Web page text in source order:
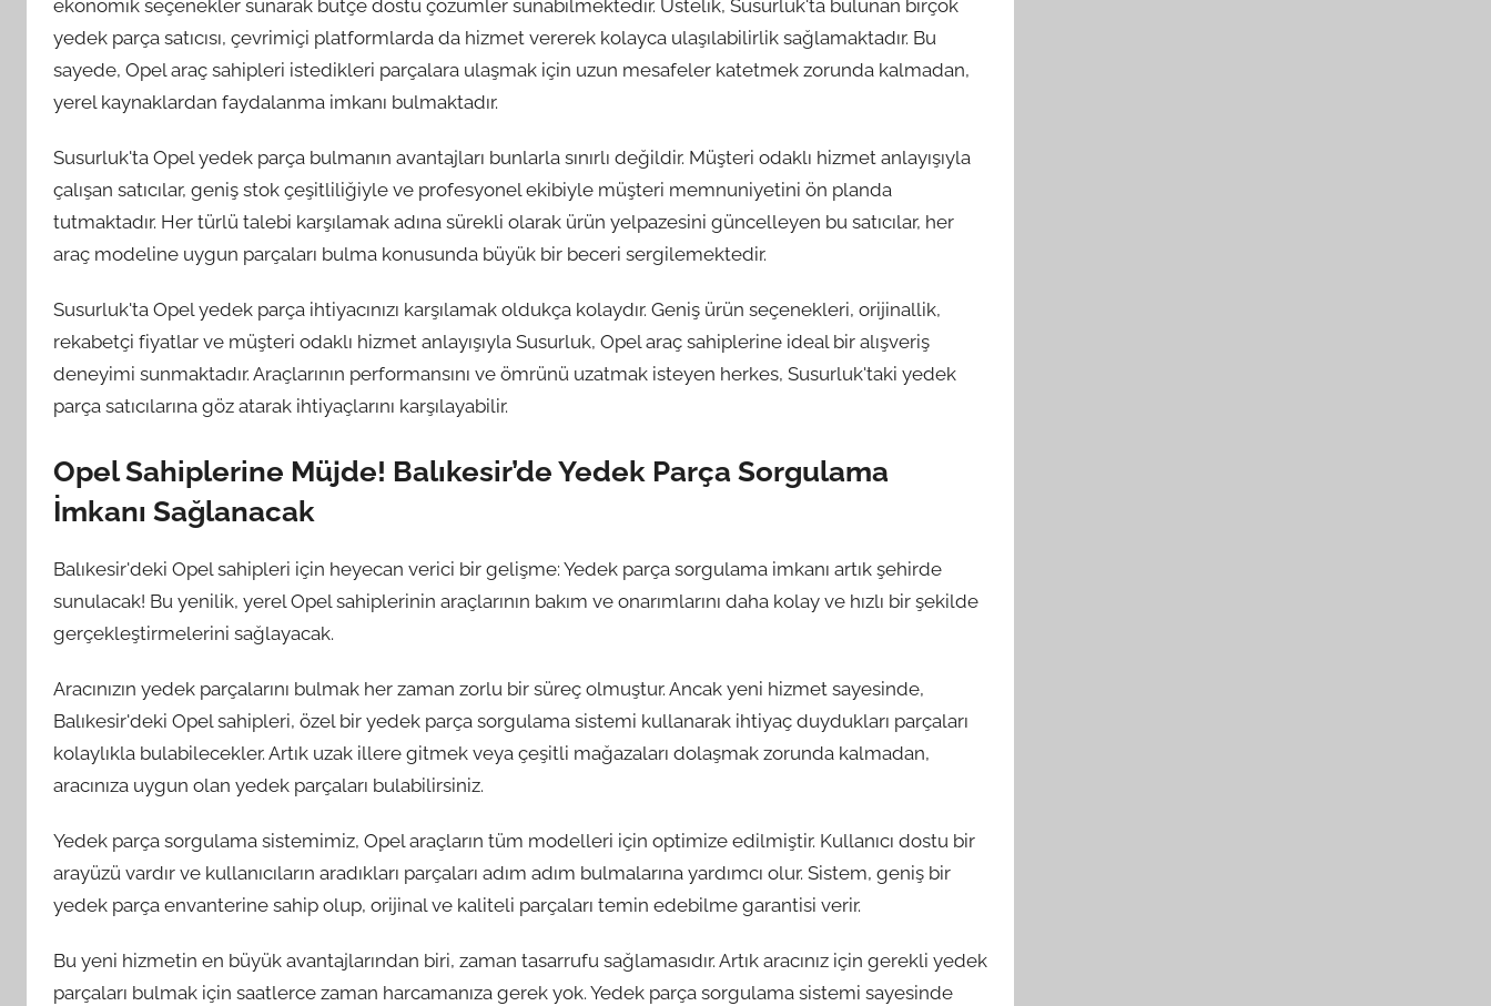
ekonomik seçenekler sunarak bütçe dostu çözümler sunabilmektedir. Üstelik, Susurluk'ta bulunan birçok
yedek parça satıcısı, çevrimiçi platformlarda da hizmet vererek kolayca ulaşılabilirlik sağlamaktadır. Bu
sayede, Opel araç sahipleri istedikleri parçalara ulaşmak için uzun mesafeler katetmek zorunda kalmadan,
yerel kaynaklardan faydalanma imkanı bulmaktadır.
Susurluk'ta Opel yedek parça bulmanın avantajları bunlarla sınırlı değildir. Müşteri odaklı hizmet anlayışıyla
çalışan satıcılar, geniş stok çeşitliliğiyle ve profesyonel ekibiyle müşteri memnuniyetini ön planda
tutmaktadır. Her türlü talebi karşılamak adına sürekli olarak ürün yelpazesini güncelleyen bu satıcılar, her
araç modeline uygun parçaları bulma konusunda büyük bir beceri sergilemektedir.
Susurluk'ta Opel yedek parça ihtiyacınızı karşılamak oldukça kolaydır. Geniş ürün seçenekleri, orijinallik,
rekabetçi fiyatlar ve müşteri odaklı hizmet anlayışıyla Susurluk, Opel araç sahiplerine ideal bir alışveriş
deneyimi sunmaktadır. Araçlarının performansını ve ömrünü uzatmak isteyen herkes, Susurluk'taki yedek
parça satıcılarına göz atarak ihtiyaçlarını karşılayabilir.
Opel Sahiplerine Müjde! Balıkesir’de Yedek Parça Sorgulama
İmkanı Sağlanacak
Balıkesir'deki Opel sahipleri için heyecan verici bir gelişme: Yedek parça sorgulama imkanı artık şehirde
sunulacak! Bu yenilik, yerel Opel sahiplerinin araçlarının bakım ve onarımlarını daha kolay ve hızlı bir şekilde
gerçekleştirmelerini sağlayacak.
Aracınızın yedek parçalarını bulmak her zaman zorlu bir süreç olmuştur. Ancak yeni hizmet sayesinde,
Balıkesir'deki Opel sahipleri, özel bir yedek parça sorgulama sistemi kullanarak ihtiyaç duydukları parçaları
kolaylıkla bulabilecekler. Artık uzak illere gitmek veya çeşitli mağazaları dolaşmak zorunda kalmadan,
aracınıza uygun olan yedek parçaları bulabilirsiniz.
Yedek parça sorgulama sistemimiz, Opel araçların tüm modelleri için optimize edilmiştir. Kullanıcı dostu bir
arayüzü vardır ve kullanıcıların aradıkları parçaları adım adım bulmalarına yardımcı olur. Sistem, geniş bir
yedek parça envanterine sahip olup, orijinal ve kaliteli parçaları temin edebilme garantisi verir.
Bu yeni hizmetin en büyük avantajlarından biri, zaman tasarrufu sağlamasıdır. Artık aracınız için gerekli yedek
parçaları bulmak için saatlerce zaman harcamanıza gerek yok. Yedek parça sorgulama sistemi sayesinde